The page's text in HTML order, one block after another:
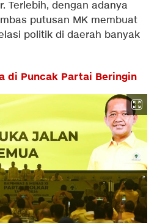
Terlebih, dengan adanya
putusan MK membuat
politik di daerah banyak
di Puncak Partai Beringin